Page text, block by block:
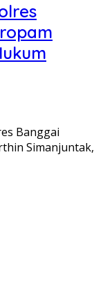
Banggai
Simanjuntak,